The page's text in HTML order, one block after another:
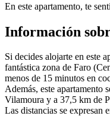
En este apartamento, te
Información
Si decides alojarte en este
fantástica zona de Faro
menos de 15 minutos en
Además, este apartamento
Vilamoura y a 37,5 km de
Las distancias se expresan